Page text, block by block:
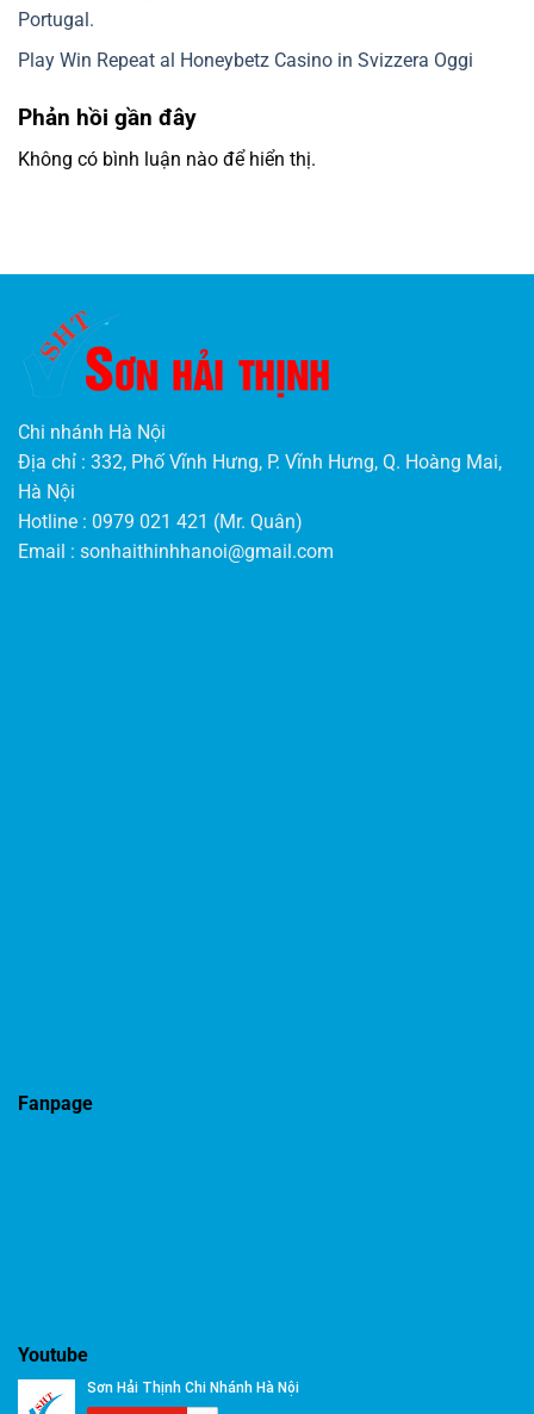
Portugal.
Play Win Repeat al Honeybetz Casino in Svizzera Oggi
Phản hồi gần đây
Không có bình luận nào để hiển thị.
Chi nhánh Hà Nội
Địa chỉ : 332, Phố Vĩnh Hưng, P. Vĩnh Hưng, Q. Hoàng Mai,
Hà Nội
Hotline : 0979 021 421 (Mr. Quân)
Email : sonhaithinhhanoi@gmail.com
Fanpage
Youtube